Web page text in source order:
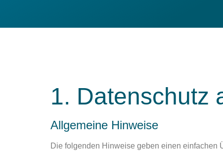
1. Datenschutz
Allgemeine Hinweise
Die folgenden Hinweise geben einen einfachen